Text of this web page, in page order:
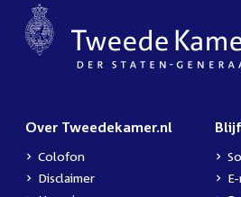
Over Tweedekamer.nl
Colofon
Disclaimer